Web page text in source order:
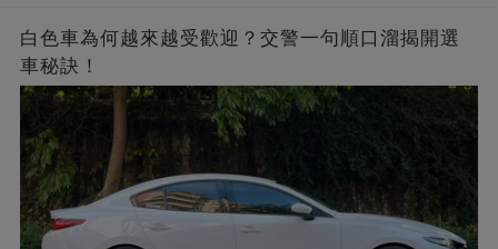
白色車為何越來越受歡迎？交警一句順口溜揭開選
車秘訣！